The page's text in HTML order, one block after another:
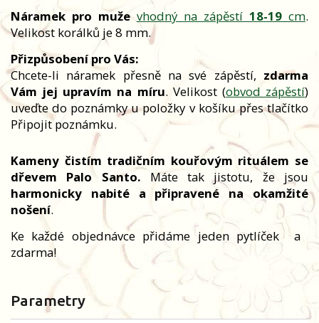
Náramek pro muže vhodný na zápěstí 18-19cm.
Velikost korálků je 8 mm.
Přizpůsobení pro Vás:
Chcete-li náramek přesně na své zápěstí, zdarma
Vám jej upravím na míru. Velikost (obvod zápěstí)
uveďte do poznámky u položky v košíku přes tlačítko
Připojit poznámku.
Kameny čistím tradičním kouřovým rituálem se
dřevem Palo Santo. Máte tak jistotu, že jsou
harmonicky nabité a připravené na okamžité
nošení.
Ke každé objednávce přidáme jeden pytlíček a
zdarma!
Parametry